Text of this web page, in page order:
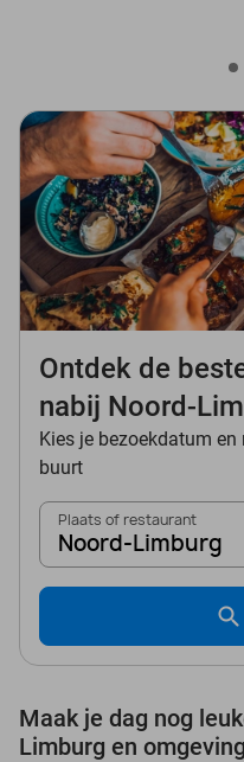
Ontdek de
nabij Noord-
Kies je bezoekdatum
buurt
Plaats of restaurant
Noord-Limburg
Maak je dag nog
Limburg en omgeving